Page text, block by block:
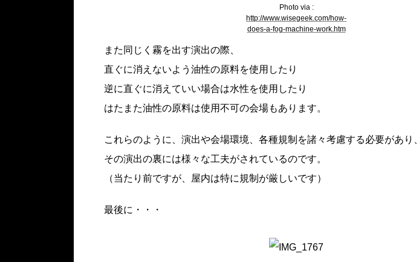
Photo via :
http://www.wisegeek.com/how-
does-a-fog-machine-work.htm
また同じく霧を出す演出の際、
直ぐに消えないよう油性の原料を使用したり
逆に直ぐに消えていい場合は水性を使用したり
はたまた油性の原料は使用不可の会場もあります。
これらのように、演出や会場環境、各種規制を諸々考慮する必要があり、
その演出の裏には様々な工夫がされているのです。
（当たり前ですが、屋内は特に規制が厳しいです）
最後に・・・